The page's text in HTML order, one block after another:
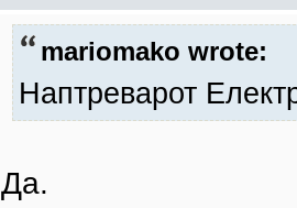
mariomako wrote:
Наптреварот
Да.